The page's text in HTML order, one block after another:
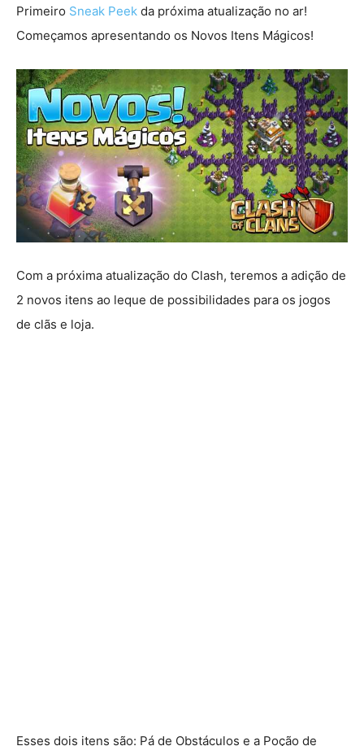
Primeiro Sneak Peek da próxima atualização no ar!
Começamos apresentando os Novos Itens Mágicos!
Com a próxima atualização do Clash, teremos a adição de
2 novos itens ao leque de possibilidades para os jogos
de clãs e loja.
Esses dois itens são: Pá de Obstáculos e a Poção de